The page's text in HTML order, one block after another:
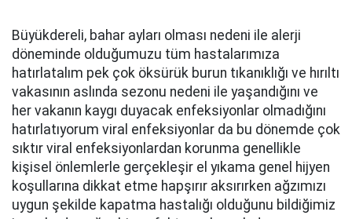
Büyükdereli, bahar ayları olması nedeni ile alerji
döneminde olduğumuzu tüm hastalarımıza
hatırlatalım pek çok öksürük burun tıkanıklığı ve hırıltı
vakasının aslında sezonu nedeni ile yaşandığını ve
her vakanın kaygı duyacak enfeksiyonlar olmadığını
hatırlatıyorum viral enfeksiyonlar da bu dönemde çok
sıktır viral enfeksiyonlardan korunma genellikle
kişisel önlemlerle gerçekleşir el yıkama genel hijyen
koşullarına dikkat etme hapşırır aksırırken ağzımızı
uygun şekilde kapatma hastalığı olduğunu bildiğimiz